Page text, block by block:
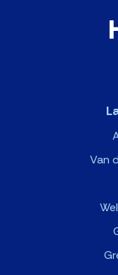
Van